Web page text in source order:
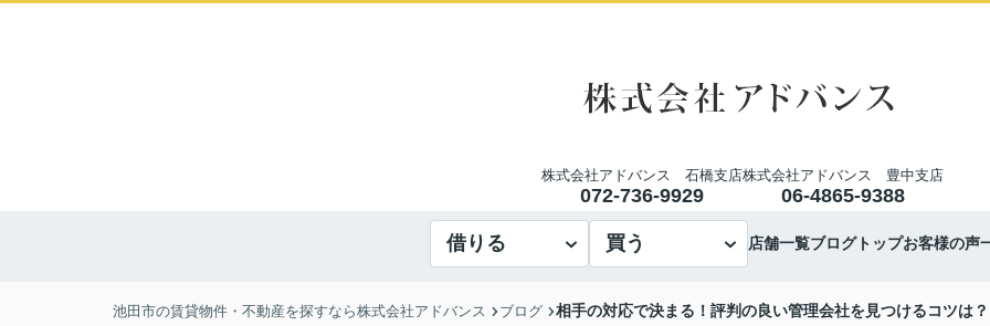
株式会社アドバンス 石橋支店
072-736-9929
株式会社アドバンス 豊中支店
06-4865-9388
借りる 買う 店舗一覧ブログトップお客様の声
池田市の賃貸物件・不動産を探すなら株式会社アドバンス ブログ 相手の対応で決まる！評判の良い管理会社を見つけるコツは？